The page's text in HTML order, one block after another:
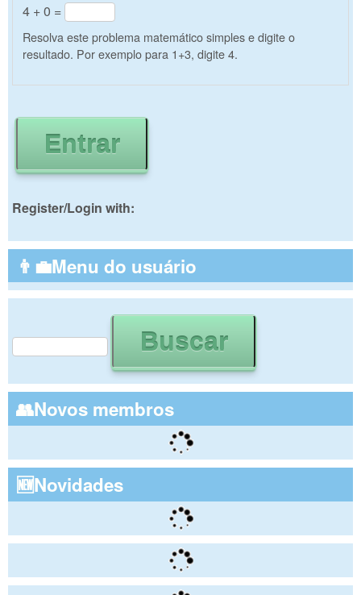
4 + 0 =
Resolva este problema matemático simples e digite o
resultado. Por exemplo para 1+3, digite 4.
Register/Login with:
👨‍💼Menu do usuário
Formulário de busca
👥Novos membros
🆕Novidades